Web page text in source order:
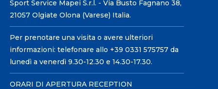
Sport Service Mapei S.r.l. - Via Busto Fagnano 38,
21057 Olgiate Olona (Varese) Italia.
Per prenotare una visita o avere ulteriori
informazioni: telefonare allo +39 0331 575757 da
lunedì a venerdì 9.30-12.30 e 14.30-17.30.
ORARI DI APERTURA RECEPTION